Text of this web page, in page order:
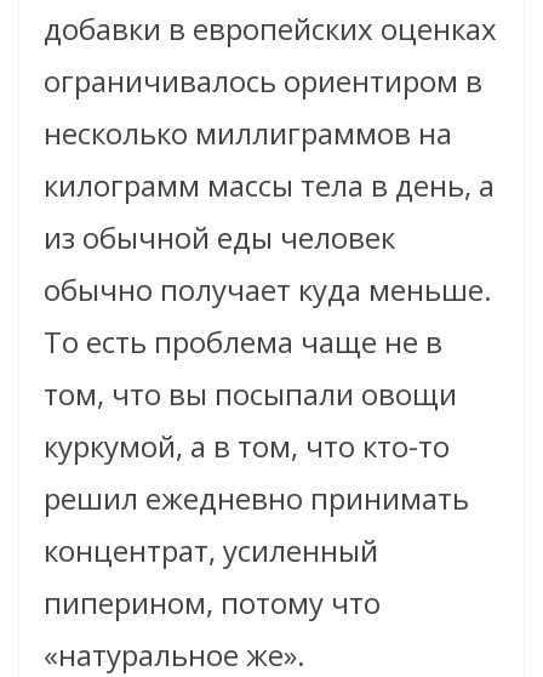
добавки в европейских оценках
ограничивалось ориентиром в
несколько миллиграммов на
килограмм массы тела в день, а
из обычной еды человек
обычно получает куда меньше.
То есть проблема чаще не в
том, что вы посыпали овощи
куркумой, а в том, что кто-то
решил ежедневно принимать
концентрат, усиленный
пиперином, потому что
«натуральное же».